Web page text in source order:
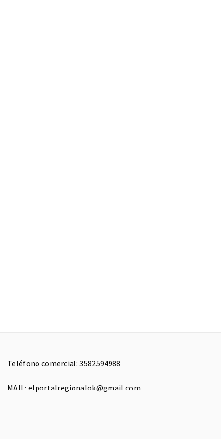
Teléfono comercial: 3582594988
MAIL: elportalregionalok@gmail.com